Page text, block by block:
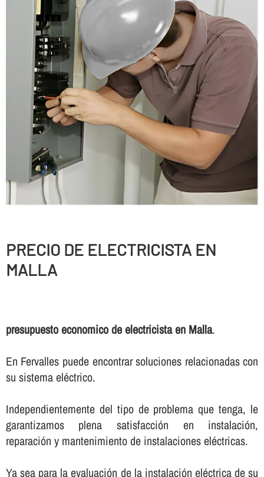
PRECIO DE ELECTRICISTA EN
MALLA
presupuesto economico de electricista en Malla.
En Fervalles puede encontrar soluciones relacionadas con
su sistema eléctrico.
Independientemente del tipo de problema que tenga, le
garantizamos plena satisfacción en instalación,
reparación y mantenimiento de instalaciones eléctricas.
Ya sea para la evaluación de la instalación eléctrica de su